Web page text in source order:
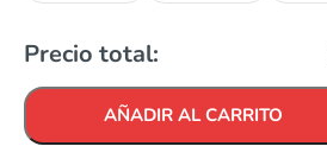
Precio total:
AÑADIR AL CARRITO